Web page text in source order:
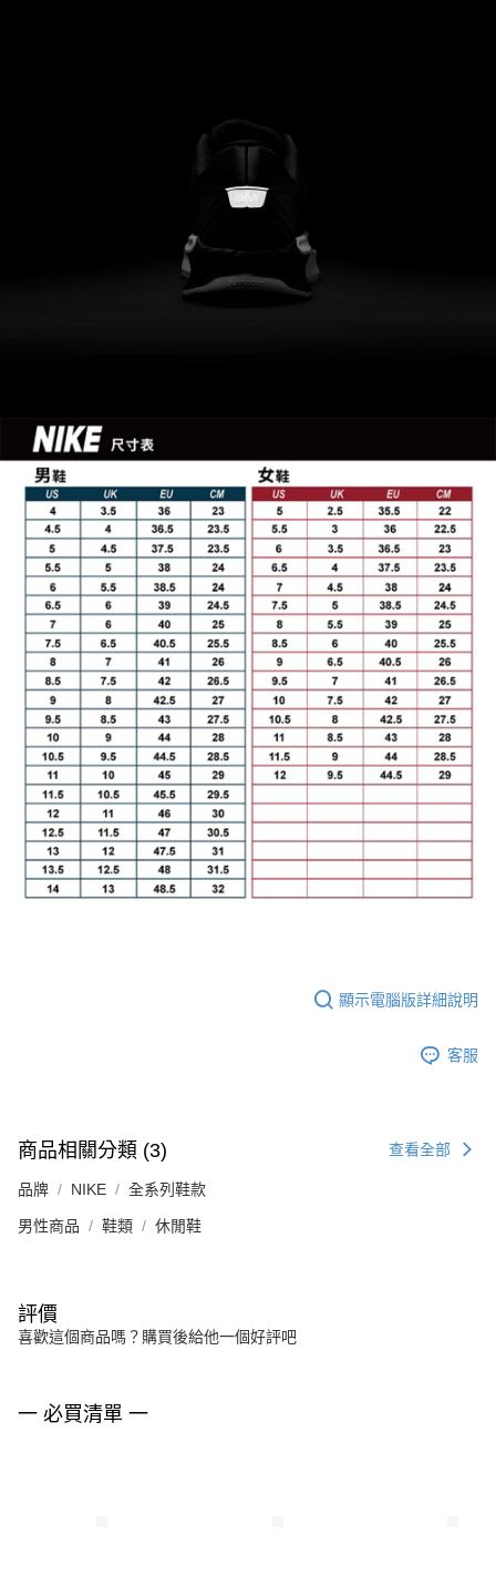
顯示電腦版詳細說明
客服
商品相關分類 (3) 查看全部
品牌 NIKE 全系列鞋款
男性商品 鞋類 休閒鞋
評價
喜歡這個商品嗎？購買後給他一個好評吧
一 必買清單 一